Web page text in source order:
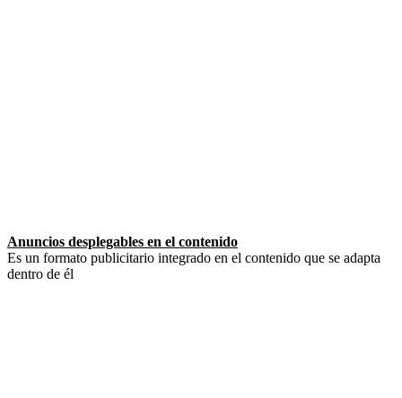
Anuncios desplegables en el contenido
Es un formato publicitario integrado en el contenido que se adapta
dentro de él